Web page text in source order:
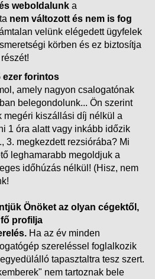
weboldalunk a
nem változott és nem is fog
velünk elégedett ügyfelek
körben és ez biztosítja
ezer forintos
amely nagyon csalogatónak
belegondolunk... Ön szerint
megéri kiszállási díj nélkül a
1 óra alatt vagy inkább időzik
3. megkezdett rezsiórába? Mi
leghamarabb megoldjuk a
időhúzás nélkül! (Hisz, nem
Önöket az olyan cégektől,
profilja
Ha az év minden
szereléssel foglalkozik
tapasztaltra tesz szert.
nem tartoznak bele